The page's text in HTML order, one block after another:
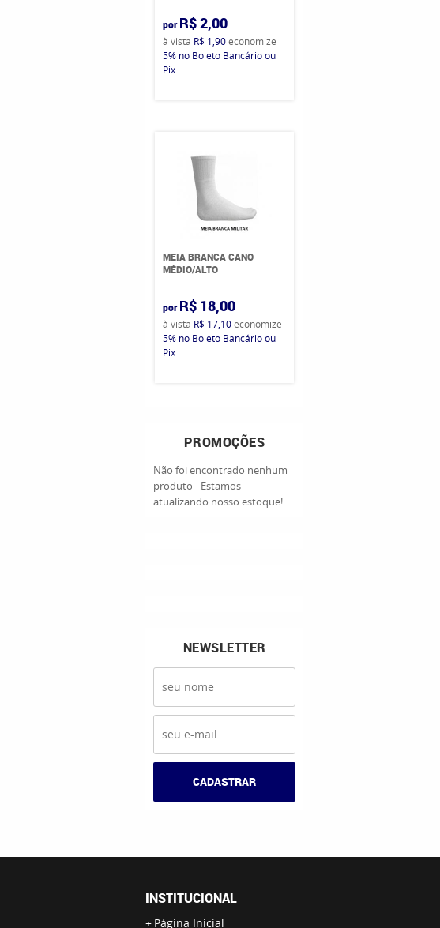
por R$ 2,00
à vista R$ 1,90economize
5% no Boleto Bancário ou
Pix
MEIA BRANCA CANO
MÉDIO/ALTO
por R$ 18,00
à vista R$ 17,10economize
5% no Boleto Bancário ou
Pix
PROMOÇÕES
Não foi encontrado nenhum
produto - Estamos
atualizando nosso estoque!
NEWSLETTER
CADASTRAR
INSTITUCIONAL
Página Inicial